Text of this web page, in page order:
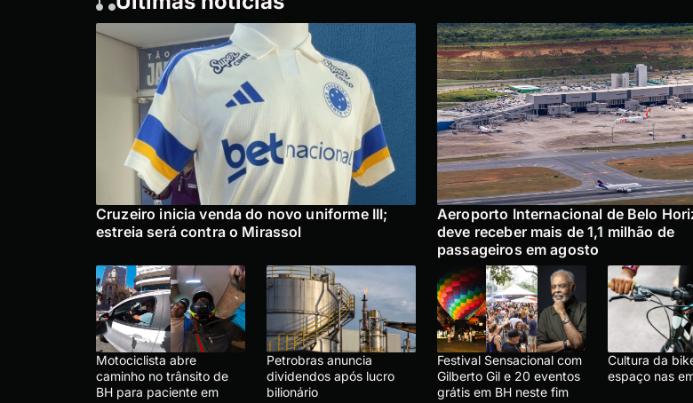
Cruzeiro inicia venda do novo uniforme III;
estreia será contra o Mirassol
Aeroporto Internacional de Belo
deve receber mais de 1,1 milhão de
passageiros em agosto
Motociclista abre
caminho no trânsito de
BH para paciente em
Petrobras anuncia
dividendos após lucro
bilionário
Festival Sensacional com
Gilberto Gil e 20 eventos
grátis em BH neste fim
Cultura da
espaço nas